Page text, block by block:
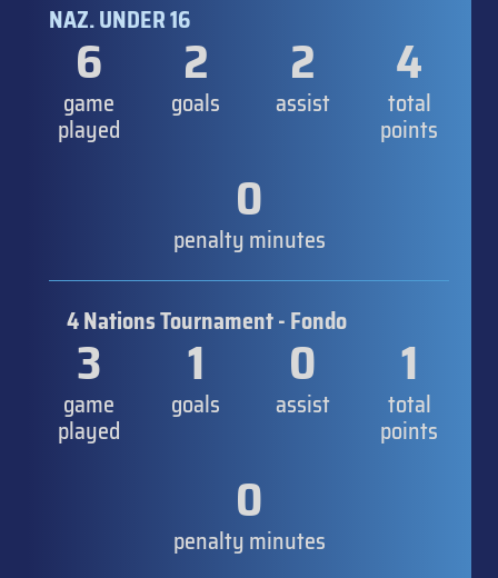
NAZ. UNDER 16
6
game
played
2
goals
2
assist
4
total
points
0
penalty minutes
4 Nations Tournament - Fondo
3
game
played
1
goals
0
assist
1
total
points
0
penalty minutes